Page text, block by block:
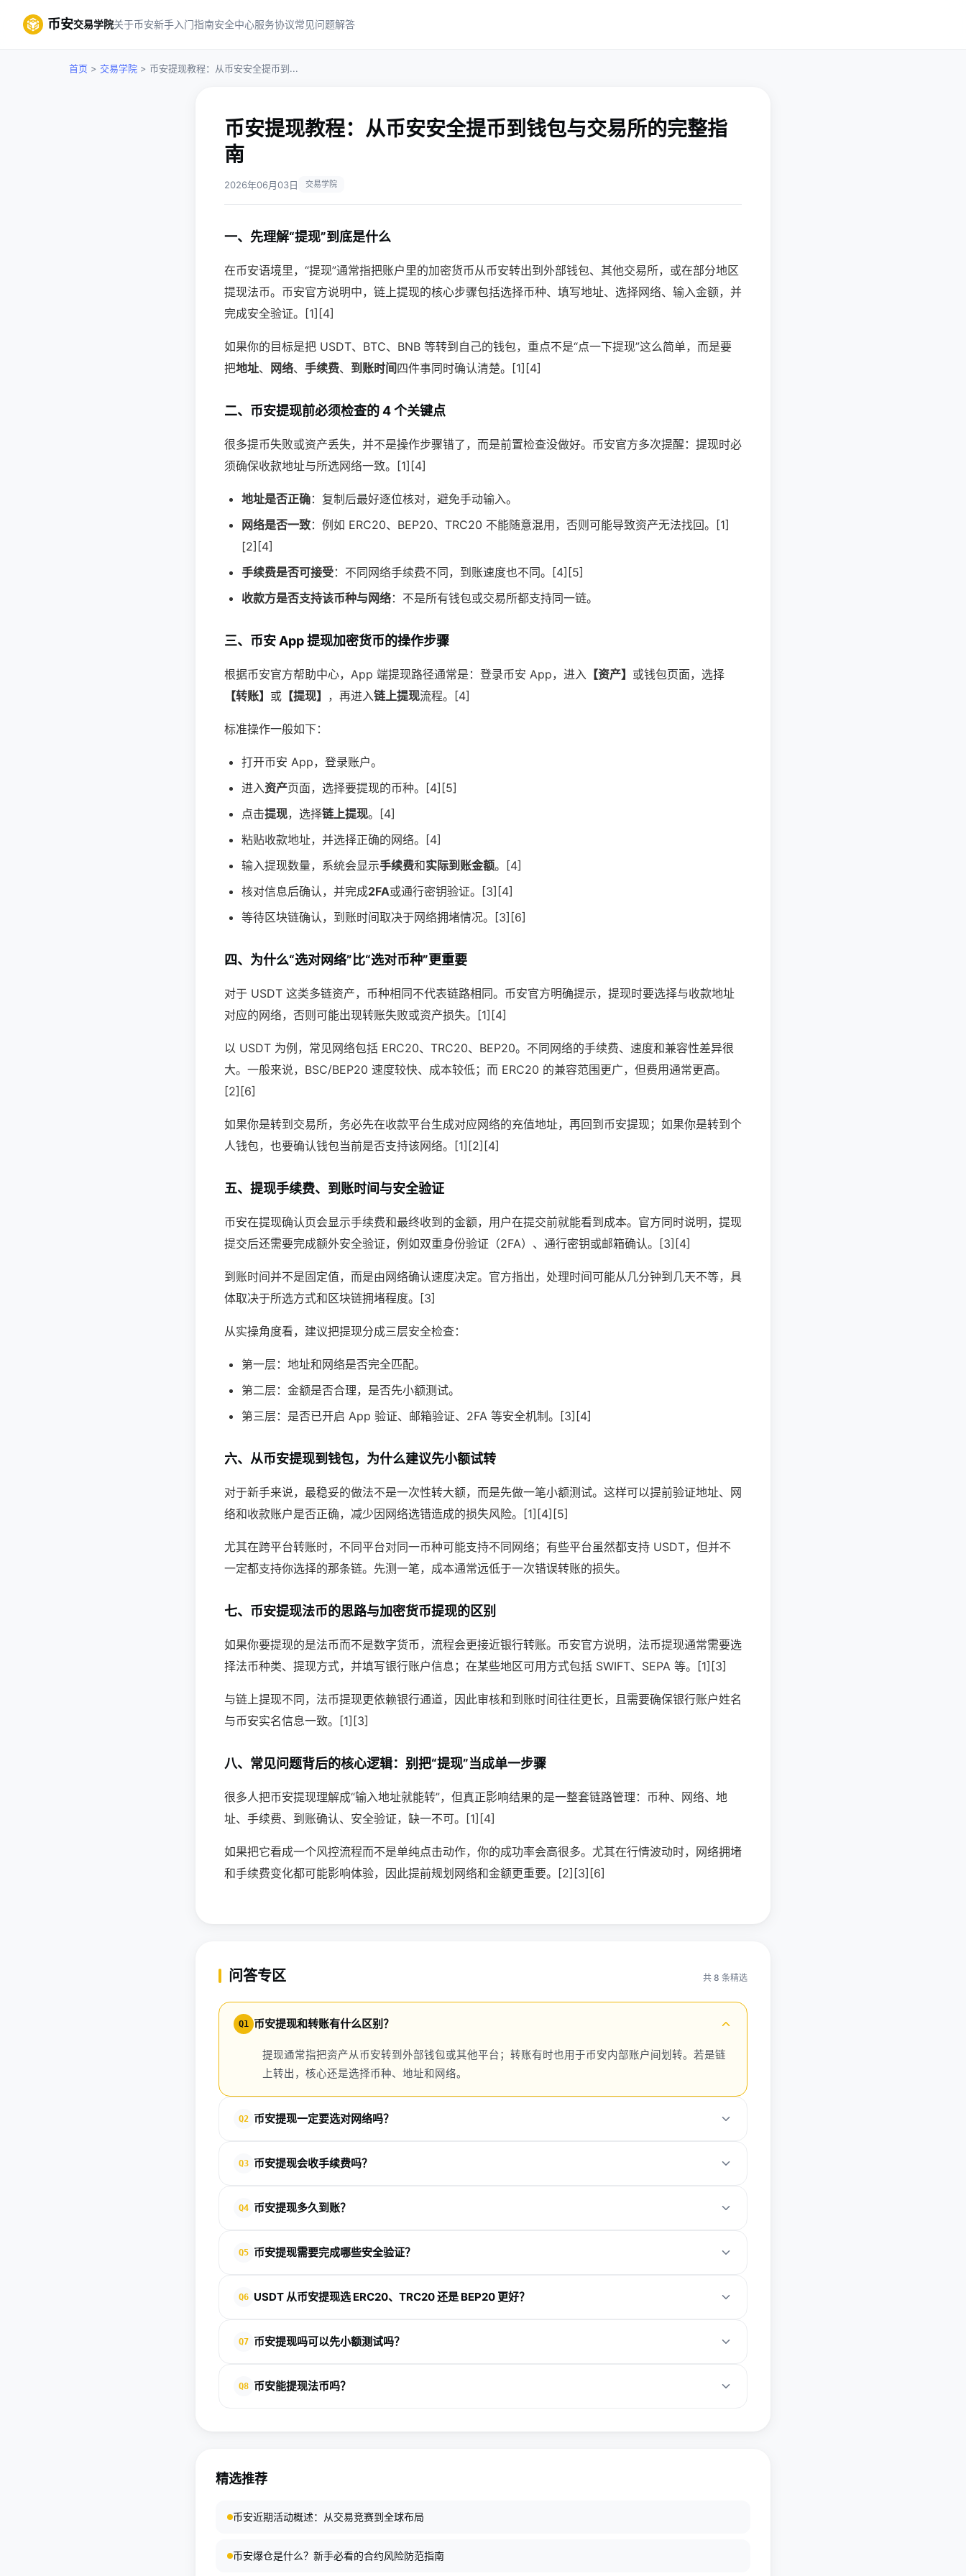
币安交易学院关于币安新手入门指南安全中心服务协议常见问题解答
首页 > 交易学院 > 币安提现教程：从币安安全提币到...
币安提现教程：从币安安全提币到钱包与交易所的完整指
南
2026年06月03日 交易学院
一、先理解“提现”到底是什么
在币安语境里，“提现”通常指把账户里的加密货币从币安转出到外部钱包、其他交易所，或在部分地区
提现法币。币安官方说明中，链上提现的核心步骤包括选择币种、填写地址、选择网络、输入金额，并
完成安全验证。[1][4]
如果你的目标是把 USDT、BTC、BNB 等转到自己的钱包，重点不是“点一下提现”这么简单，而是要
把地址、 网络、 手续费、 到账时间四件事同时确认清楚。[1][4]
二、币安提现前必须检查的 4 个关键点
很多提币失败或资产丢失，并不是操作步骤错了，而是前置检查没做好。币安官方多次提醒：提现时必
须确保收款地址与所选网络一致。[1][4]
地址是否正确：复制后最好逐位核对，避免手动输入。
网络是否一致：例如 ERC20、BEP20、TRC20 不能随意混用，否则可能导致资产无法找回。[1]
[2][4]
手续费是否可接受：不同网络手续费不同，到账速度也不同。[4][5]
收款方是否支持该币种与网络：不是所有钱包或交易所都支持同一链。
三、币安 App 提现加密货币的操作步骤
根据币安官方帮助中心，App 端提现路径通常是：登录币安 App，进入 【资产】 或钱包页面，选择
【转账】 或 【提现】 ，再进入链上提现流程。[4]
标准操作一般如下：
打开币安 App，登录账户。
进入资产页面，选择要提现的币种。[4][5]
点击提现，选择链上提现。[4]
粘贴收款地址，并选择正确的网络。[4]
输入提现数量，系统会显示手续费和实际到账金额。[4]
核对信息后确认，并完成2FA或通行密钥验证。[3][4]
等待区块链确认，到账时间取决于网络拥堵情况。[3][6]
四、为什么“选对网络”比“选对币种”更重要
对于 USDT 这类多链资产，币种相同不代表链路相同。币安官方明确提示，提现时要选择与收款地址
对应的网络，否则可能出现转账失败或资产损失。[1][4]
以 USDT 为例，常见网络包括 ERC20、TRC20、BEP20。不同网络的手续费、速度和兼容性差异很
大。一般来说，BSC/BEP20 速度较快、成本较低；而 ERC20 的兼容范围更广，但费用通常更高。
[2][6]
如果你是转到交易所，务必先在收款平台生成对应网络的充值地址，再回到币安提现；如果你是转到个
人钱包，也要确认钱包当前是否支持该网络。[1][2][4]
五、提现手续费、到账时间与安全验证
币安在提现确认页会显示手续费和最终收到的金额，用户在提交前就能看到成本。官方同时说明，提现
提交后还需要完成额外安全验证，例如双重身份验证（2FA）、通行密钥或邮箱确认。[3][4]
到账时间并不是固定值，而是由网络确认速度决定。官方指出，处理时间可能从几分钟到几天不等，具
体取决于所选方式和区块链拥堵程度。[3]
从实操角度看，建议把提现分成三层安全检查：
第一层：地址和网络是否完全匹配。
第二层：金额是否合理，是否先小额测试。
第三层：是否已开启 App 验证、邮箱验证、2FA 等安全机制。[3][4]
六、从币安提现到钱包，为什么建议先小额试转
对于新手来说，最稳妥的做法不是一次性转大额，而是先做一笔小额测试。这样可以提前验证地址、网
络和收款账户是否正确，减少因网络选错造成的损失风险。[1][4][5]
尤其在跨平台转账时，不同平台对同一币种可能支持不同网络；有些平台虽然都支持 USDT，但并不
一定都支持你选择的那条链。先测一笔，成本通常远低于一次错误转账的损失。
七、币安提现法币的思路与加密货币提现的区别
如果你要提现的是法币而不是数字货币，流程会更接近银行转账。币安官方说明，法币提现通常需要选
择法币种类、提现方式，并填写银行账户信息；在某些地区可用方式包括 SWIFT、SEPA 等。[1][3]
与链上提现不同，法币提现更依赖银行通道，因此审核和到账时间往往更长，且需要确保银行账户姓名
与币安实名信息一致。[1][3]
八、常见问题背后的核心逻辑：别把“提现”当成单一步骤
很多人把币安提现理解成“输入地址就能转”，但真正影响结果的是一整套链路管理：币种、网络、地
址、手续费、到账确认、安全验证，缺一不可。[1][4]
如果把它看成一个风控流程而不是单纯点击动作，你的成功率会高很多。尤其在行情波动时，网络拥堵
和手续费变化都可能影响体验，因此提前规划网络和金额更重要。[2][3][6]
问答专区 共 8 条精选
Q1 币安提现和转账有什么区别？
提现通常指把资产从币安转到外部钱包或其他平台；转账有时也用于币安内部账户间划转。若是链
上转出，核心还是选择币种、地址和网络。
Q2 币安提现一定要选对网络吗？
Q3 币安提现会收手续费吗？
Q4 币安提现多久到账？
Q5 币安提现需要完成哪些安全验证？
Q6 USDT 从币安提现选 ERC20、TRC20 还是 BEP20 更好？
Q7 币安提现吗可以先小额测试吗？
Q8 币安能提现法币吗？
精选推荐
币安近期活动概述：从交易竞赛到全球布局
币安爆仓是什么？新手必看的合约风险防范指南